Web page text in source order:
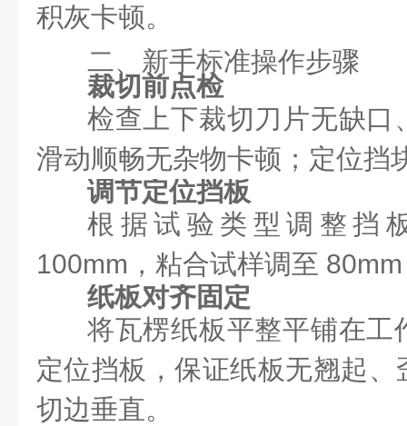
积灰卡顿。
二、新手标准操作步骤
裁切前点检
检查上下裁切刀片无缺口
滑动顺畅无杂物卡顿；定位挡
调节定位挡板
根据试验类型调整挡
100mm，粘合试样调至
纸板对齐固定
将瓦楞纸板平整平铺在工
定位挡板，保证纸板无翘起
切边垂直。